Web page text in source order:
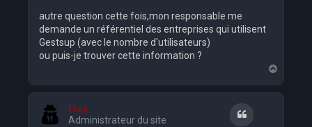
autre question cette fois,mon responsable me
demande un référentiel des entreprises qui utilisent
Gestsup (avec le nombre d'utilisateurs)
ou puis-je trouver cette information ?
a
u
Flox
Administrateur du site
Citation